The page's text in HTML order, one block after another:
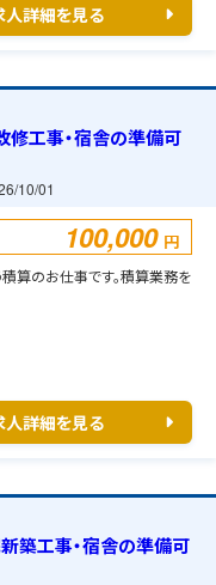
人詳細を見る
修工事・宿舎の準備可
10/01
100,000 円
算のお仕事です。積算業務を
人詳細を見る
築工事・宿舎の準備可